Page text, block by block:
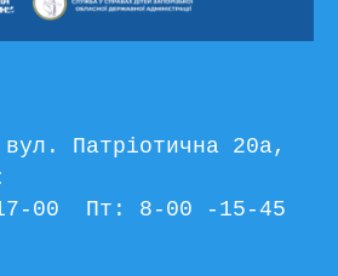
Патріотична 20а,
00  Пт: 8-00 -15-45